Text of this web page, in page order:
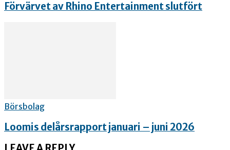
Förvärvet av Rhino Entertainment slutfört
Börsbolag
Loomis delårsrapport januari – juni 2026